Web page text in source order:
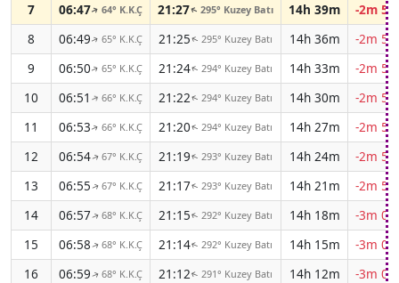
7
06:47↑64° K.K.Ç 21:27↑295° Kuzey Batı 14h 39m
-2m
8
06:49↑65° K.K.Ç 21:25↑295° Kuzey Batı 14h 36m
-2m
9
06:50↑65° K.K.Ç 21:24↑294° Kuzey Batı 14h 33m
-2m
10
06:51 ↑66° K.K.Ç 21:22↑294° Kuzey Batı 14h 30m
-2m
11
06:53↑66° K.K.Ç 21:20↑294° Kuzey Batı 14h 27m
-2m
12
06:54↑67° K.K.Ç 21:19↑293° Kuzey Batı 14h 24m
-2m
13
06:55↑67° K.K.Ç 21:17↑293° Kuzey Batı 14h 21m
-2m
14
06:57↑68° K.K.Ç 21:15↑ 292° Kuzey Batı 14h 18m
-3m
15
06:58↑68° K.K.Ç 21:14↑ 292° Kuzey Batı 14h 15m
-3m
16
06:59↑68° K.K.Ç 21:12↑ 291° Kuzey Batı 14h 12m
-3m